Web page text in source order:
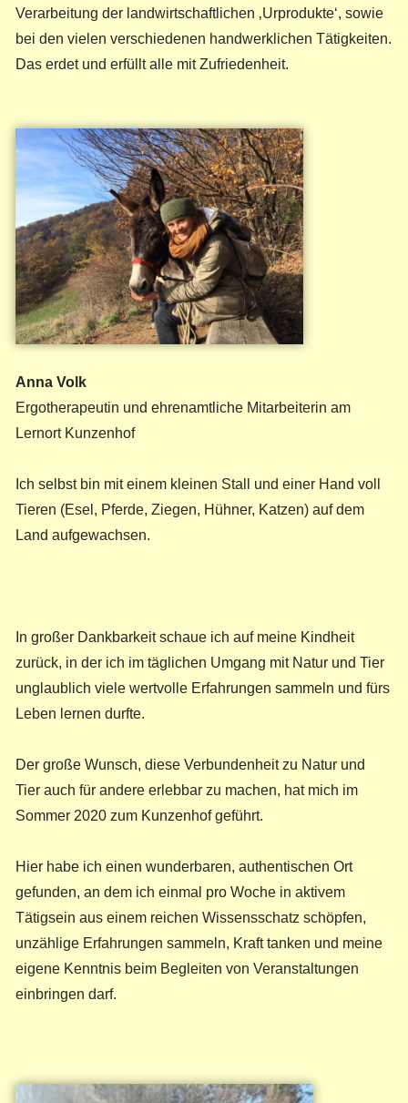
Verarbeitung der landwirtschaftlichen ‚Urprodukte‘, sowie
bei den vielen verschiedenen handwerklichen Tätigkeiten.
Das erdet und erfüllt alle mit Zufriedenheit.
Anna Volk
Ergotherapeutin und ehrenamtliche Mitarbeiterin am
Lernort Kunzenhof
Ich selbst bin mit einem kleinen Stall und einer Hand voll
Tieren (Esel, Pferde, Ziegen, Hühner, Katzen) auf dem
Land aufgewachsen.
In großer Dankbarkeit schaue ich auf meine Kindheit
zurück, in der ich im täglichen Umgang mit Natur und Tier
unglaublich viele wertvolle Erfahrungen sammeln und fürs
Leben lernen durfte.
Der große Wunsch, diese Verbundenheit zu Natur und
Tier auch für andere erlebbar zu machen, hat mich im
Sommer 2020 zum Kunzenhof geführt.
Hier habe ich einen wunderbaren, authentischen Ort
gefunden, an dem ich einmal pro Woche in aktivem
Tätigsein aus einem reichen Wissensschatz schöpfen,
unzählige Erfahrungen sammeln, Kraft tanken und meine
eigene Kenntnis beim Begleiten von Veranstaltungen
einbringen darf.